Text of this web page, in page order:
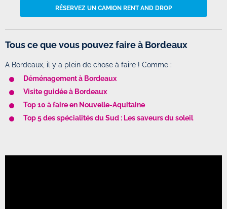
RÉSERVEZ UN CAMION RENT AND DROP
Tous ce que vous pouvez faire à Bordeaux
A Bordeaux, il y a plein de chose à faire ! Comme :
Déménagement à Bordeaux
Visite guidée à Bordeaux
Top 10 à faire en Nouvelle-Aquitaine
Top 5 des spécialités du Sud : Les saveurs du soleil